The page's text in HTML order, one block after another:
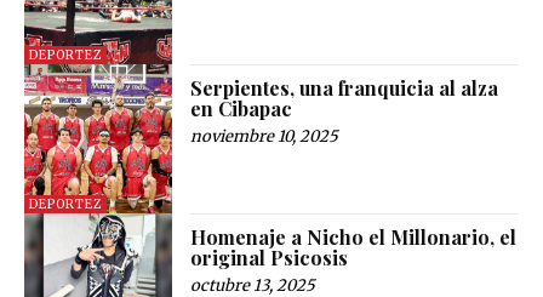
DEPORTEZ
DEPORTEZ
Serpientes, una franquicia al alza
en Cibapac
noviembre 10, 2025
Homenaje a Nicho el Millonario, el
original Psicosis
octubre 13, 2025